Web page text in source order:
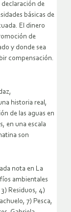
de
básicas de
El dinero
de
y donde sea
compensación.
historia real,
de las aguas en
en una escala
son
nota en La
ambientales
Residuos, 4)
7) Pesca,